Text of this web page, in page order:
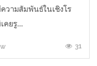
วามสัมพันธ์ในเชิงโร
คยรู...
31